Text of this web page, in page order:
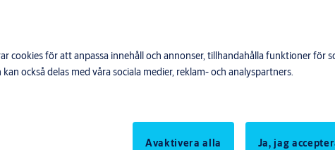
cookies för att anpassa innehåll och annonser, tillhandahålla funktioner för
också delas med våra sociala medier, reklam- och analyspartners.
Avaktivera alla
Ja, jag